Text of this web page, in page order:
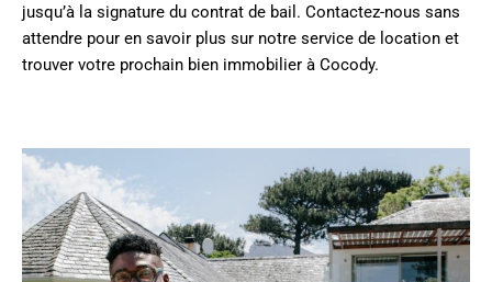
jusqu’à la signature du contrat de bail. Contactez-nous sans
attendre pour en savoir plus sur notre service de location et
trouver votre prochain bien immobilier à Cocody.